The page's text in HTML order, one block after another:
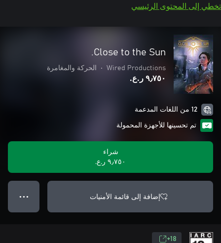
تخطي إلى المحتوى الرئيسي
Close to the Sun.
Wired Productions
• الحركة والمغامرة
٩٫٧٥٠ ر.ع.‏
12 من اللغات المدعمة
تم تحسينها للأجهزة المحمولة
شراء
٩٫٧٥٠ ر.ع.‏
إضافة إلى قائمة الأمنيات ● ● ●
18+